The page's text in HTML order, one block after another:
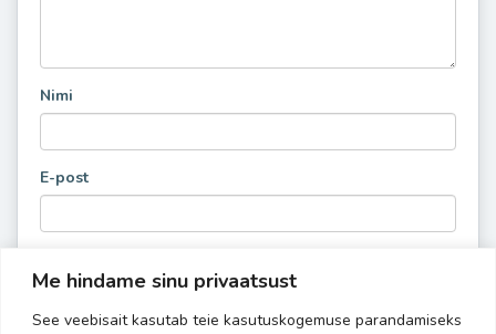
Me hindame sinu privaatsust
See veebisait kasutab teie kasutuskogemuse parandamiseks
Nimi
E-post